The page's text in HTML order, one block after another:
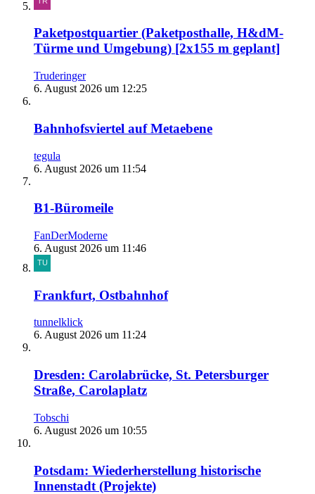
Paketpostquartier (Paketposthalle, H&dM-
Türme und Umgebung) [2x155 m geplant]
Truderinger
6. August 2026 um 12:25
Bahnhofsviertel auf Metaebene
tegula
6. August 2026 um 11:54
B1-Büromeile
FanDerModerne
6. August 2026 um 11:46
Frankfurt, Ostbahnhof
tunnelklick
6. August 2026 um 11:24
Dresden: Carolabrücke, St. Petersburger
Straße, Carolaplatz
Tobschi
6. August 2026 um 10:55
Potsdam: Wiederherstellung historische
Innenstadt (Projekte)